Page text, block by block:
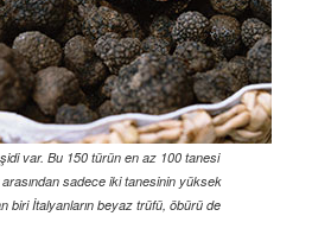
var. Bu 150 türün en az 100 tanesi
sadece iki tanesinin yüksek
biri İtalyanların beyaz trüfü, öbürü de